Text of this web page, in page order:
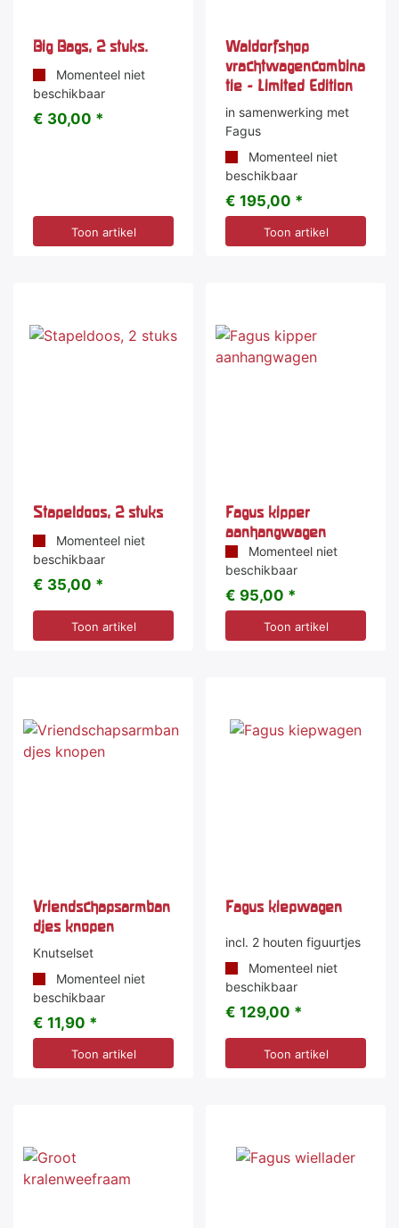
Big Bags, 2 stuks.
Momenteel niet
beschikbaar
€ 30,00 *
Toon artikel
Waldorfshop
vrachtwagencombina
tie - Limited Edition
in samenwerking met
Fagus
Momenteel niet
beschikbaar
€ 195,00 *
Toon artikel
Stapeldoos, 2 stuks
Momenteel niet
beschikbaar
€ 35,00 *
Toon artikel
Fagus kipper
aanhangwagen
Momenteel niet
beschikbaar
€ 95,00 *
Toon artikel
Vriendschapsarmban
djes knopen
Knutselset
Momenteel niet
beschikbaar
€ 11,90 *
Toon artikel
Fagus kiepwagen
incl. 2 houten figuurtjes
Momenteel niet
beschikbaar
€ 129,00 *
Toon artikel